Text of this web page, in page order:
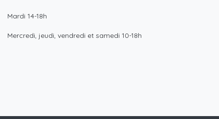
Mardi 14-18h
Mercredi, jeudi, vendredi et samedi 10-18h